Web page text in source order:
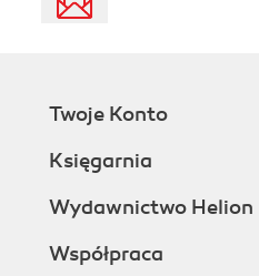
Twoje Konto
Księgarnia
Wydawnictwo Helion
Współpraca